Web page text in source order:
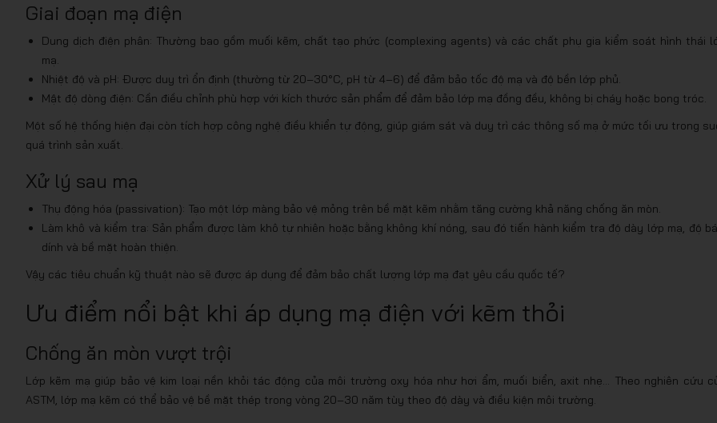
Giai đoạn mạ điện
Dung dịch điện phân: Thường bao gồm muối kẽm, chất tạo phức (complexing agents) và các chất phụ gia kiểm soát hình thái
mạ.
Nhiệt độ và pH: Được duy trì ổn định (thường từ 20–30°C, pH từ 4–6) để đảm bảo tốc độ mạ và độ bền lớp phủ.
Mật độ dòng điện: Cần điều chỉnh phù hợp với kích thước sản phẩm để đảm bảo lớp mạ đồng đều, không bị cháy hoặc bong tróc.
Một số hệ thống hiện đại còn tích hợp công nghệ điều khiển tự động, giúp giám sát và duy trì các thông số mạ ở mức tối ưu trong
quá trình sản xuất.
Xử lý sau mạ
Thụ động hóa (passivation): Tạo một lớp màng bảo vệ mỏng trên bề mặt kẽm nhằm tăng cường khả năng chống ăn mòn.
Làm khô và kiểm tra: Sản phẩm được làm khô tự nhiên hoặc bằng không khí nóng, sau đó tiến hành kiểm tra độ dày lớp mạ, độ
dính và bề mặt hoàn thiện.
Vậy các tiêu chuẩn kỹ thuật nào sẽ được áp dụng để đảm bảo chất lượng lớp mạ đạt yêu cầu quốc tế?
Ưu điểm nổi bật khi áp dụng mạ điện với kẽm thỏi
Chống ăn mòn vượt trội
Lớp kẽm mạ giúp bảo vệ kim loại nền khỏi tác động của môi trường oxy hóa như hơi ẩm, muối biển, axit nhẹ… Theo nghiên cứu
ASTM, lớp mạ kẽm có thể bảo vệ bề mặt thép trong vòng 20–30 năm tùy theo độ dày và điều kiện môi trường.